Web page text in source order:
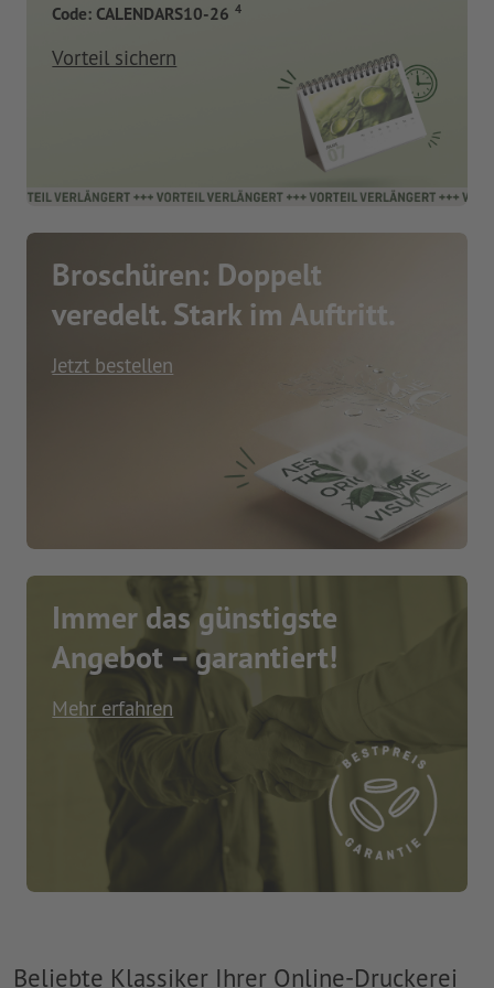
Code: CALENDARS10-26 4
Vorteil sichern
Broschüren: Doppelt
veredelt. Stark im Auftritt.
Jetzt bestellen
Immer das günstigste
Angebot – garantiert!
Mehr erfahren
Beliebte Klassiker Ihrer Online-Druckerei